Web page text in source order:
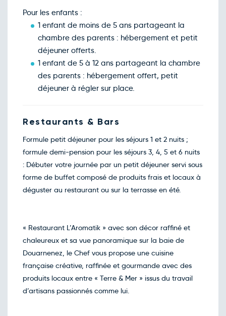
22
déc.
232€
Mer.
232€/pers
Retour le Jeu. 24 déc. 26
Pour les enfants :
1 enfant de moins de 5 ans partageant la
chambre des parents : hébergement et petit
déjeuner offerts.
1 enfant de 5 à 12 ans partageant la chambre
des parents : hébergement offert, petit
déjeuner à régler sur place.
Restaurants & Bars
Formule petit déjeuner pour les séjours 1 et 2 nuits ;
formule demi-pension pour les séjours 3, 4, 5 et 6 nuits
: Débuter votre journée par un petit déjeuner servi sous
forme de buffet composé de produits frais et locaux à
déguster au restaurant ou sur la terrasse en été.
« Restaurant L’Aromatik » avec son décor raffiné et
chaleureux et sa vue panoramique sur la baie de
Douarnenez, le Chef vous propose une cuisine
française créative, raffinée et gourmande avec des
produits locaux entre « Terre & Mer » issus du travail
d’artisans passionnés comme lui.